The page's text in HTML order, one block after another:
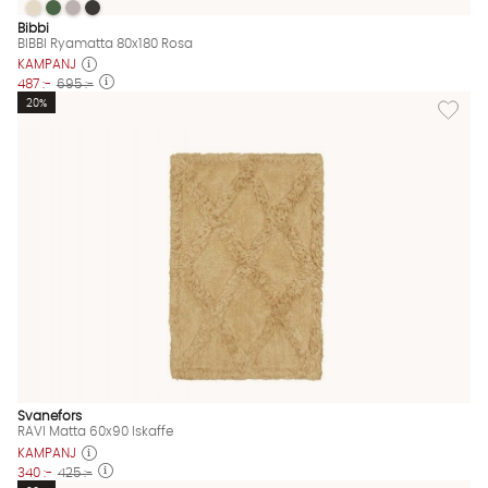
BIBBI Ryamatta 80x180 Rosa Finns även i dessa färger:
BIBBI Ryamatta 80x180 Rosa
BIBBI Ryamatta 80x180 Rosa
BIBBI Ryamatta 80x180 Rosa
BIBBI Ryamatta 80x180 Rosa
Bibbi
BIBBI Ryamatta 80x180 Rosa
KAMPANJ
487 :- 695 :-
Lägg
20%
Svanefors
RAVI Matta 60x90 Iskaffe
KAMPANJ
340 :- 425 :-